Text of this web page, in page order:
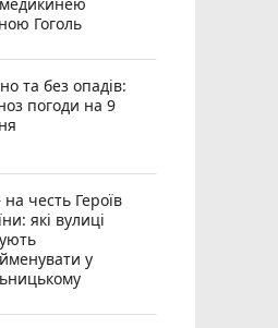
Гоголь
та без опадів:
погоди на 9
честь Героїв
які вулиці
у